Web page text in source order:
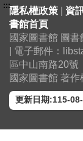
:::隱私權政策 資
書館首頁
國家圖書館 圖
| 電子郵件：
區中山南路20號
國家圖書館 著
更新日期:115-